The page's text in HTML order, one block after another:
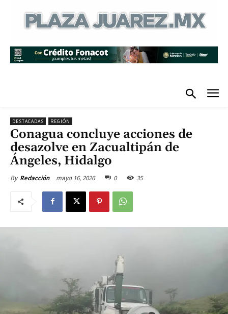
DESTACADAS REGIÓN
Conagua concluye acciones de
desazolve en Zacualtipán de
Ángeles, Hidalgo
By Redacción mayo 16, 2026 0 35